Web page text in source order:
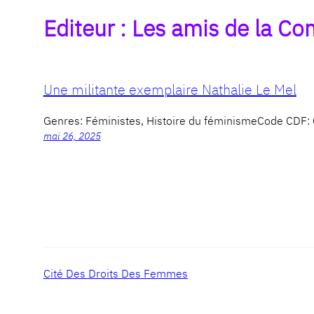
Editeur : Les amis de la
Une militante exemplaire Nathalie Le Mel
Genres: Féministes, Histoire du féminismeCode
mai 26, 2025
Cité Des Droits Des Femmes